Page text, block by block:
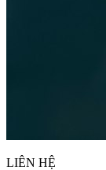
LIÊN HỆ